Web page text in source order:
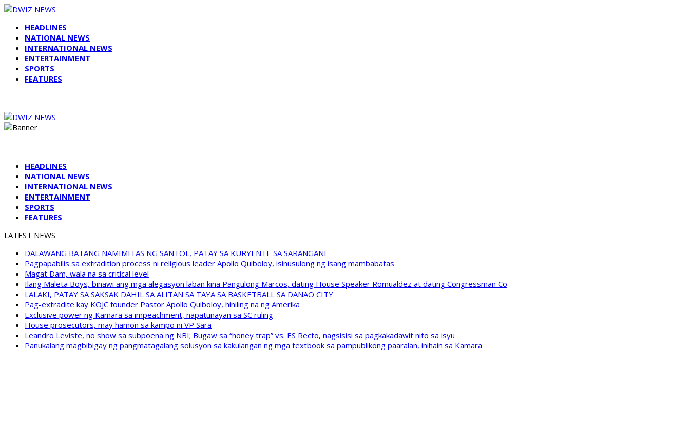
HEADLINES
NATIONAL NEWS
INTERNATIONAL NEWS
ENTERTAINMENT
SPORTS
FEATURES
HEADLINES
NATIONAL NEWS
INTERNATIONAL NEWS
ENTERTAINMENT
SPORTS
FEATURES
LATEST NEWS
DALAWANG BATANG NAMIMITAS NG SANTOL, PATAY SA KURYENTE SA SARANGANI
Pagpapabilis sa extradition process ni religious leader Apollo Quiboloy, isinusulong ng isang mambabatas
Magat Dam, wala na sa critical level
Ilang Maleta Boys, binawi ang mga alegasyon laban kina Pangulong Marcos, dating House Speaker Romualdez at dating Congressman Co
LALAKI, PATAY SA SAKSAK DAHIL SA ALITAN SA TAYA SA BASKETBALL SA DANAO CITY
Pag-extradite kay KOJC founder Pastor Apollo Quiboloy, hiniling na ng Amerika
Exclusive power ng Kamara sa impeachment, napatunayan sa SC ruling
House prosecutors, may hamon sa kampo ni VP Sara
Leandro Leviste, no show sa subpoena ng NBI; Bugaw sa “honey trap” vs. ES Recto, nagsisisi sa pagkakadawit nito sa isyu
Panukalang magbibigay ng pangmatagalang solusyon sa kakulangan ng mga textbook sa pampublikong paaralan, inihain sa Kamara